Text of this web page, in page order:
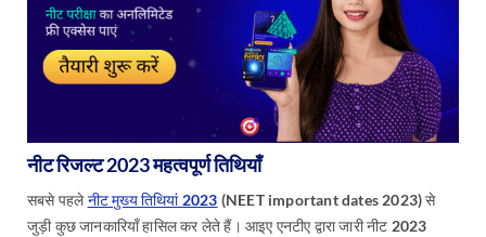
नीट रिजल्ट 2023 महत्वपूर्ण तिथियाँ
सबसे पहलेनीट मुख्य तिथियां 2023 (NEET important dates 2023) से
जुड़ी कुछ जानकारियाँ हासिल कर लेते हैं। आइए एनटीए द्वारा जारी नीट 2023